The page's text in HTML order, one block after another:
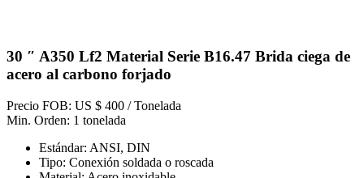
30 ″ A350 Lf2 Material Serie B16.47 Brida ciega de
acero al carbono forjado
Precio FOB: US $ 400 / Tonelada
Min. Orden: 1 tonelada
Estándar: ANSI, DIN
Tipo: Conexión soldada o roscada